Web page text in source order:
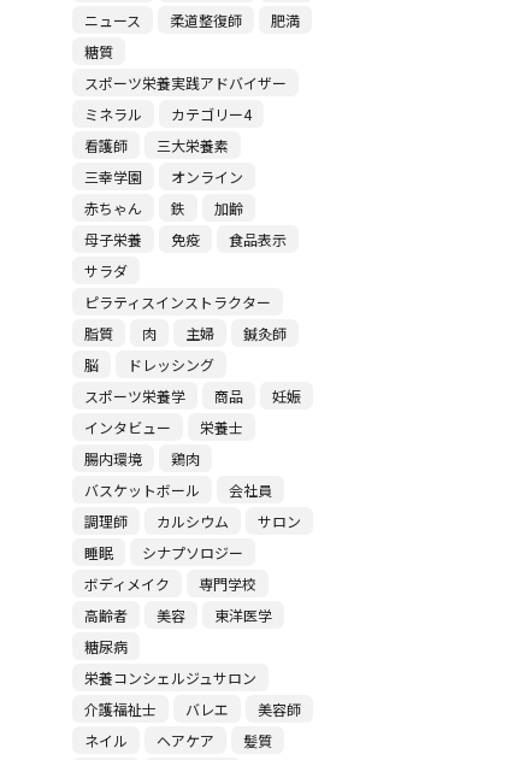
ニュース
柔道整復師
肥満
糖質
スポーツ栄養実践アドバイザー
ミネラル
カテゴリー4
看護師
三大栄養素
三幸学園
オンライン
赤ちゃん
鉄
加齢
母子栄養
免疫
食品表示
サラダ
ピラティスインストラクター
脂質
肉 主婦
鍼灸師
脳
ドレッシング
スポーツ栄養学
商品
妊娠
インタビュー
栄養士
腸内環境
鶏肉
バスケットボール
会社員
調理師
カルシウム
サロン
睡眠
シナプソロジー
ボディメイク
専門学校
高齢者
美容
東洋医学
糖尿病
栄養コンシェルジュサロン
介護福祉士
バレエ
美容師
ネイル
ヘアケア
髪質